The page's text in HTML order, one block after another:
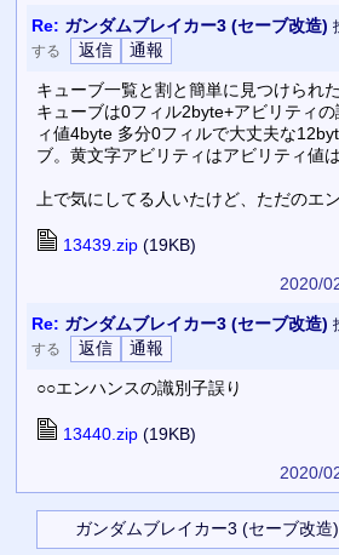
Re: ガンダムブレイカー3 (セーブ改造)
する
キューブ一覧と割と簡単に見つけられ
キューブは0フィル2byte+アビリティ
ィ値4byte 多分0フィルで大丈夫な
ブ。黄文字アビリティはアビリティ値
上で気にしてる人いたけど、ただのエ
13439.zip(19KB)
2020/
Re: ガンダムブレイカー3 (セーブ改造)
する
○○エンハンスの識別子誤り
13440.zip(19KB)
2020/